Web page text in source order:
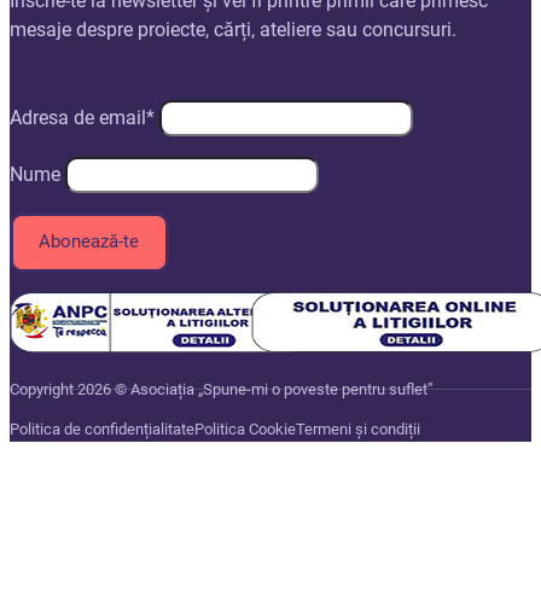
mesaje despre proiecte, cărți, ateliere sau concursuri.
Adresa de email*
Nume
Copyright 2026 © Asociația „Spune-mi o poveste pentru suflet”
Politica de confidențialitatePolitica CookieTermeni și condiții